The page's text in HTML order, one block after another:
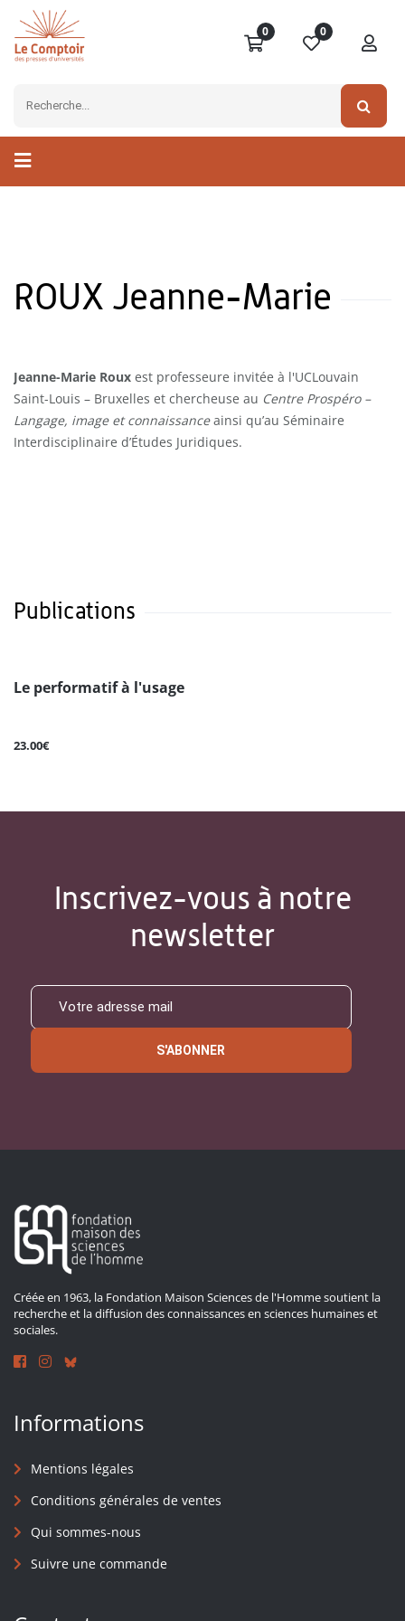
0 0
ROUX Jeanne-Marie
Jeanne-Marie Roux est professeure invitée à l'UCLouvain
Saint-Louis – Bruxelles et chercheuse au Centre Prospéro –
Langage, image et connaissanceainsi qu’au Séminaire
Interdisciplinaire d’Études Juridiques.
Publications
Le performatif à l'usage
23.00€
Inscrivez-vous à notre
newsletter
S'ABONNER
Créée en 1963, la Fondation Maison Sciences de l'Homme soutient la
recherche et la diffusion des connaissances en sciences humaines et
sociales.
Informations
Mentions légales
Conditions générales de ventes
Qui sommes-nous
Suivre une commande